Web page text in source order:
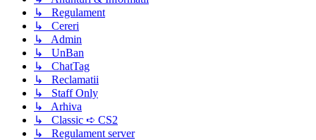
↳ Regulament
↳ Cereri
↳ Admin
↳ UnBan
↳ ChatTag
↳ Reclamatii
↳ Staff Only
↳ Arhiva
↳ Classic ➪ CS2
↳ Regulament server